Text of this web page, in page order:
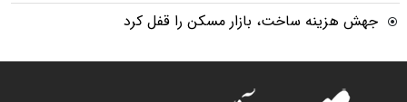
جهش هزینه ساخت، بازار مسکن را قفل کرد